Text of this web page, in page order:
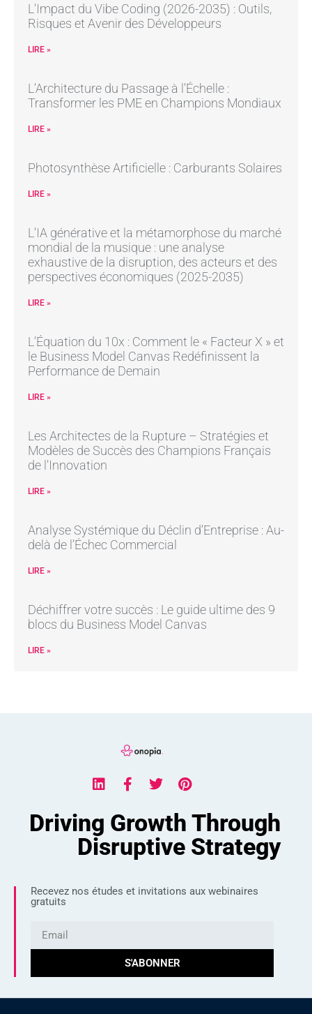
L’Impact du Vibe Coding (2026-2035) : Outils,
Risques et Avenir des Développeurs
LIRE »
L’Architecture du Passage à l’Échelle :
Transformer les PME en Champions Mondiaux
LIRE »
Photosynthèse Artificielle : Carburants Solaires
LIRE »
L’IA générative et la métamorphose du marché
mondial de la musique : une analyse
exhaustive de la disruption, des acteurs et des
perspectives économiques (2025-2035)
LIRE »
L’Équation du 10x : Comment le « Facteur X » et
le Business Model Canvas Redéfinissent la
Performance de Demain
LIRE »
Les Architectes de la Rupture – Stratégies et
Modèles de Succès des Champions Français
de l’Innovation
LIRE »
Analyse Systémique du Déclin d’Entreprise : Au-
delà de l’Échec Commercial
LIRE »
Déchiffrer votre succès : Le guide ultime des 9
blocs du Business Model Canvas
LIRE »
Driving Growth Through
Disruptive Strategy
Recevez nos études et invitations aux webinaires
gratuits
S'ABONNER